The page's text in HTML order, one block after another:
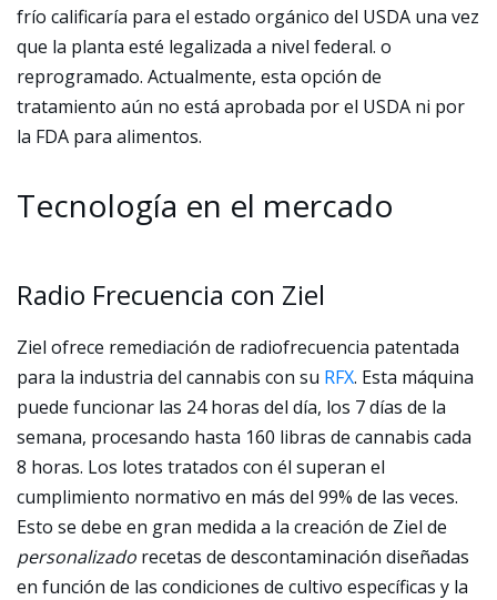
frío calificaría para el estado orgánico del USDA una vez
que la planta esté legalizada a nivel federal. o
reprogramado. Actualmente, esta opción de
tratamiento aún no está aprobada por el USDA ni por
la FDA para alimentos.
Tecnología en el mercado
Radio Frecuencia con Ziel
Ziel ofrece remediación de radiofrecuencia patentada
para la industria del cannabis con su RFX. Esta máquina
puede funcionar las 24 horas del día, los 7 días de la
semana, procesando hasta 160 libras de cannabis cada
8 horas. Los lotes tratados con él superan el
cumplimiento normativo en más del 99% de las veces.
Esto se debe en gran medida a la creación de Ziel de
personalizado recetas de descontaminación diseñadas
en función de las condiciones de cultivo específicas y la